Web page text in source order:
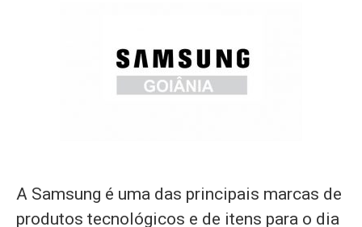
A Samsung é uma das principais marcas de
produtos tecnológicos e de itens para o dia